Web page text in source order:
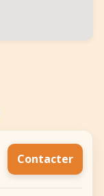
Contacter